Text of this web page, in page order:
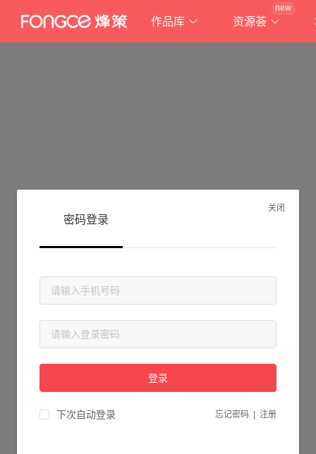
作品库 资源荟
new
抱歉!
请检查您输入的网址是否正确，或点击下面的按钮返回首页。
关闭
密码登录
登录
下次自动登录 忘记密码 注册